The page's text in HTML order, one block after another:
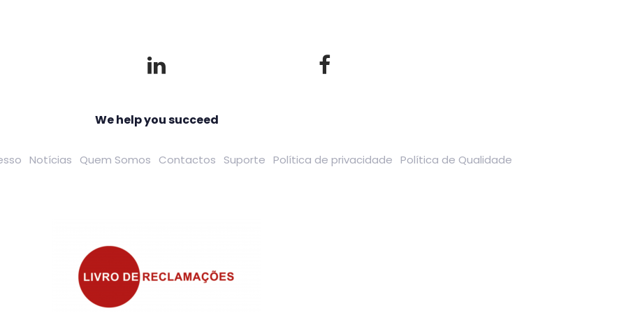
We help you succeed
Notícias Quem Somos Contactos Suporte Política de privacidade Política de Qualidade